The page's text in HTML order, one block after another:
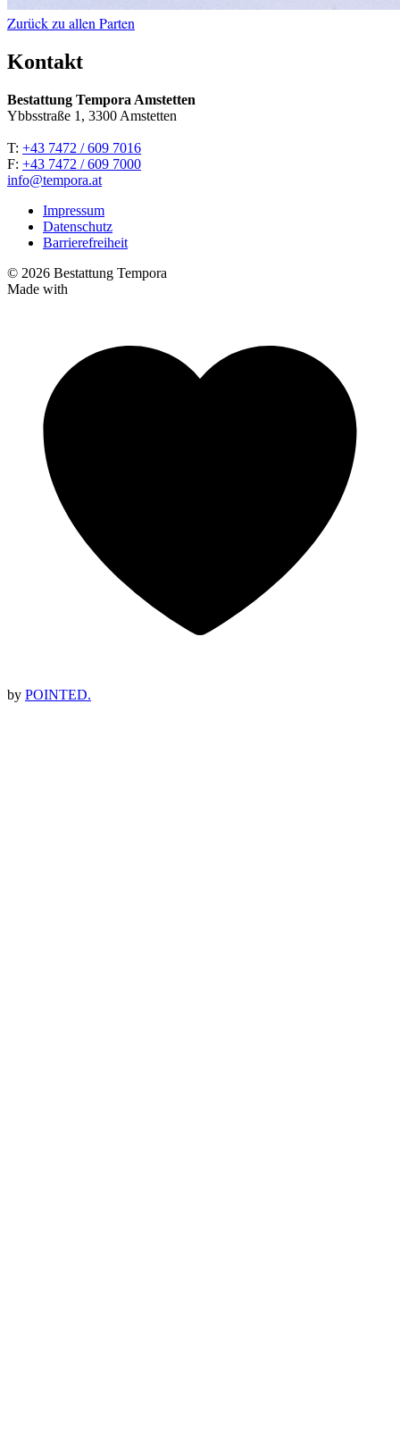
Zurück zu allen Parten
Kontakt
Bestattung Tempora Amstetten
Ybbsstraße 1, 3300 Amstetten
T: +43 7472 / 609 7016
F: +43 7472 / 609 7000
info@tempora.at
Impressum
Datenschutz
Barrierefreiheit
© 2026 Bestattung Tempora
Made with
by POINTED.